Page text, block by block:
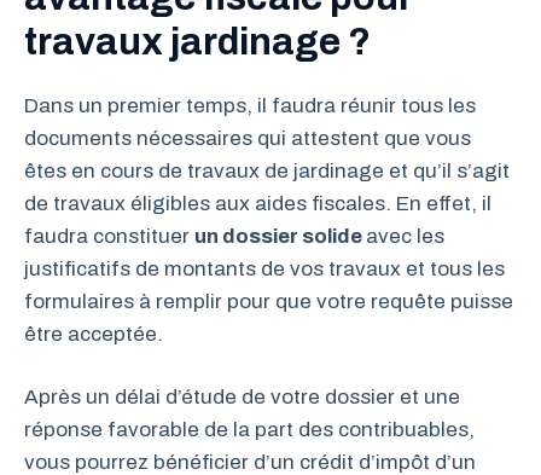
travaux jardinage ?
Dans un premier temps, il faudra réunir tous les
documents nécessaires qui attestent que vous
êtes en cours de travaux de jardinage et qu’il s’agit
de travaux éligibles aux aides fiscales. En effet, il
faudra constituer un dossier solide avec les
justificatifs de montants de vos travaux et tous les
formulaires à remplir pour que votre requête puisse
être acceptée.
Après un délai d’étude de votre dossier et une
réponse favorable de la part des contribuables,
vous pourrez bénéficier d’un crédit d’impôt d’un